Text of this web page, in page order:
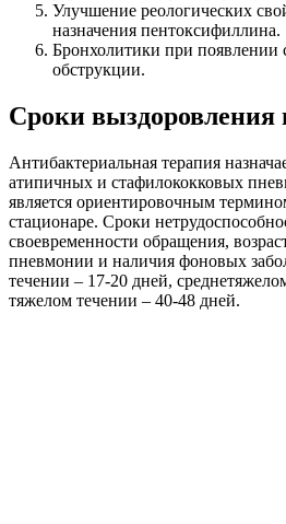
Улучшение реологических
назначения пентоксифиллина.
Бронхолитики при появлении
обструкции.
Сроки
Антибактериальная терапия
атипичных и стафилококковых
является ориентировочным
стационаре. Сроки
своевременности обращения,
пневмонии и наличия фоновых
течении – 17-20 дней,
тяжелом течении – 40-48 дней.